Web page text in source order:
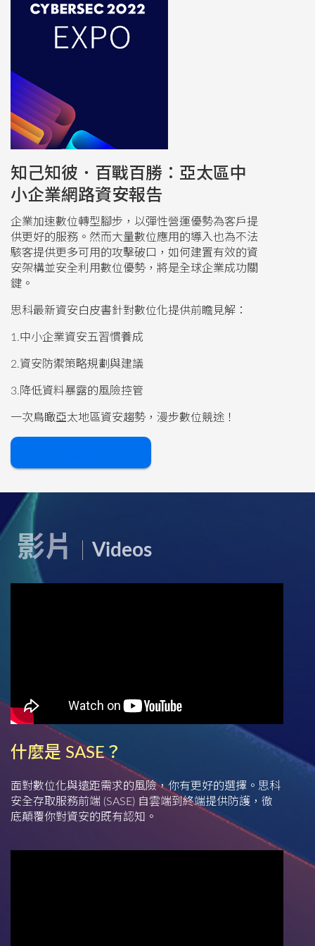
知己知彼．百戰百勝：亞太區中
小企業網路資安報告
企業加速數位轉型腳步，以彈性營運優勢為客戶提
供更好的服務。然而大量數位應用的導入也為不法
駭客提供更多可用的攻擊破口，如何建置有效的資
安架構並安全利用數位優勢，將是全球企業成功關
鍵。
思科最新資安白皮書針對數位化提供前瞻見解：
1.中小企業資安五習慣養成
2.資安防禦策略規劃與建議
3.降低資料暴露的風險控管
一次鳥瞰亞太地區資安趨勢，漫步數位競途！
影片 Videos
什麼是 SASE？
面對數位化與遠距需求的風險，你有更好的選擇。思科
安全存取服務前端 (SASE) 自雲端到終端提供防護，徹
底顛覆你對資安的既有認知。